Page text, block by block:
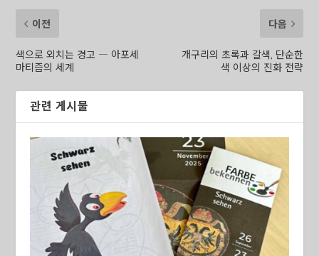
이전
색으로 외치는 경고 ― 아포세
마티즘의 세계
다음
개구리의 초록과 갈색, 단순한
색 이상의 진화 전략
관련 게시물